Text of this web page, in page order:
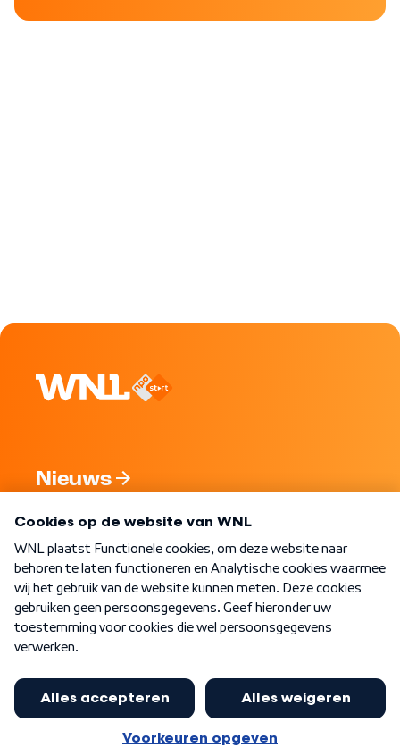
Nieuws
Nieuwsbrief
Word Lid